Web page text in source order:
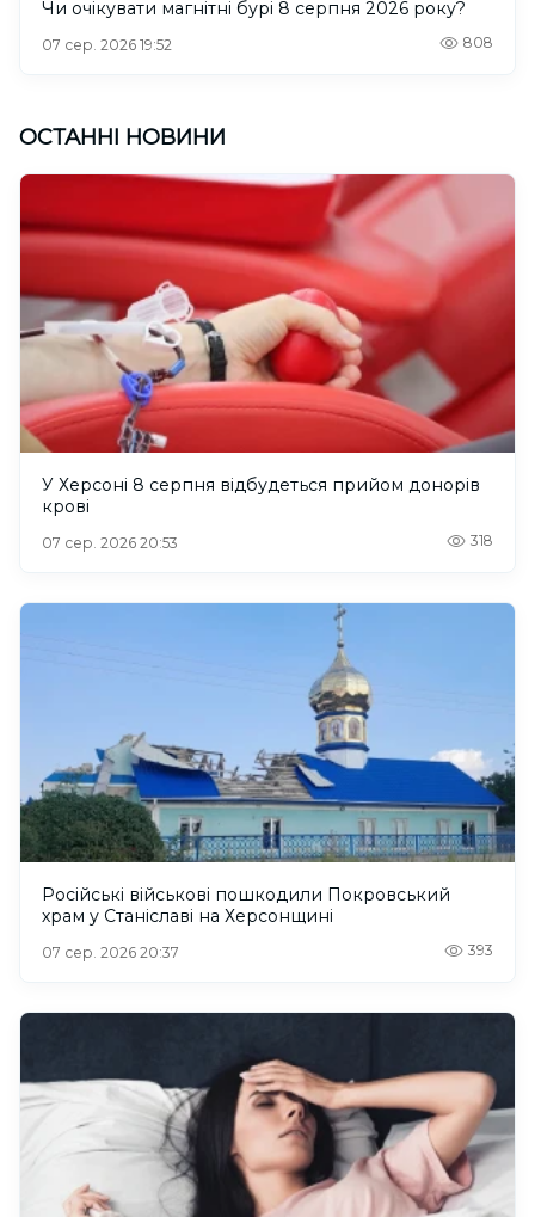
Чи очікувати магнітні бурі 8 серпня 2026 року?
07 сер. 2026 19:52 808
ОСТАННІ НОВИНИ
У Херсоні 8 серпня відбудеться прийом донорів
крові
07 сер. 2026 20:53 318
Російські військові пошкодили Покровський
храм у Станіславі на Херсонщині
07 сер. 2026 20:37 393